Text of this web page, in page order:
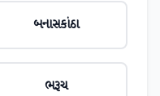
બનાસકાંઠા
ભરૂચ